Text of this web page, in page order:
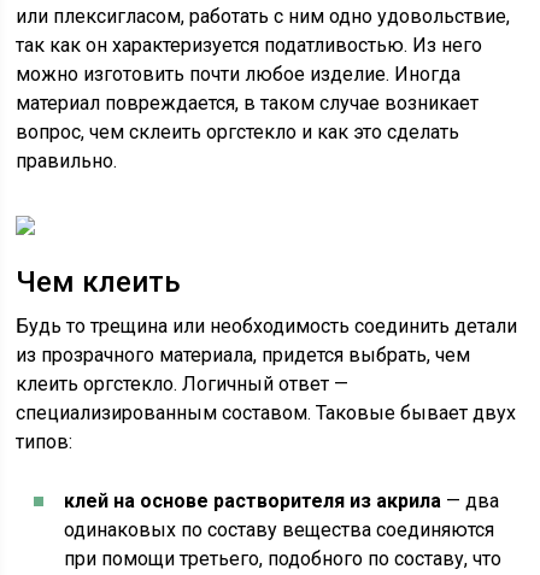
или плексигласом, работать с ним одно удовольствие,
так как он характеризуется податливостью. Из него
можно изготовить почти любое изделие. Иногда
материал повреждается, в таком случае возникает
вопрос, чем склеить оргстекло и как это сделать
правильно.
Чем клеить
Будь то трещина или необходимость соединить детали
из прозрачного материала, придется выбрать, чем
клеить оргстекло. Логичный ответ —
специализированным составом. Таковые бывает двух
типов:
клей на основе растворителя из акрила — два
одинаковых по составу вещества соединяются
при помощи третьего, подобного по составу, что